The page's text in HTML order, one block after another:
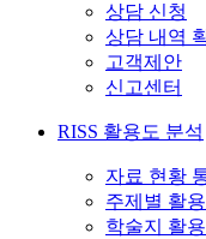
상담 신청
상담 내역
고객제안
신고센터
RISS 활용도 분석
자료 현황
주제별 활
학술지 활